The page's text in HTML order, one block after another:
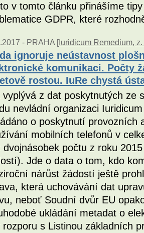
v tomto článku přinášíme
GDPR, které
- PRAHA [Iuridicum Remedium, z.
ignoruje neústavnost
komunikaci. Počty
rostou. IuRe chystá
vyplývá z dat poskytnutých ze
nevládní organizaci
o poskytnutí provozních
mobilních telefonů v
dvojnásobek počtu z roku
Jde o data o tom, kdo
nárůst žádostí ještě
která uchovávání dat
neboť Soudní dvůr EU
ukládání metadat o
rozporu s Listinou základních